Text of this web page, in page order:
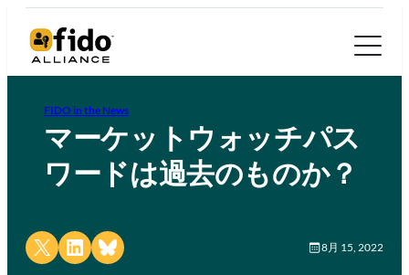
FIDO in the News
マーケットウォッチパス
ワードは過去のものか？
Share on X Share on LinkedIn
Share on Bluesky 8月 15, 2022